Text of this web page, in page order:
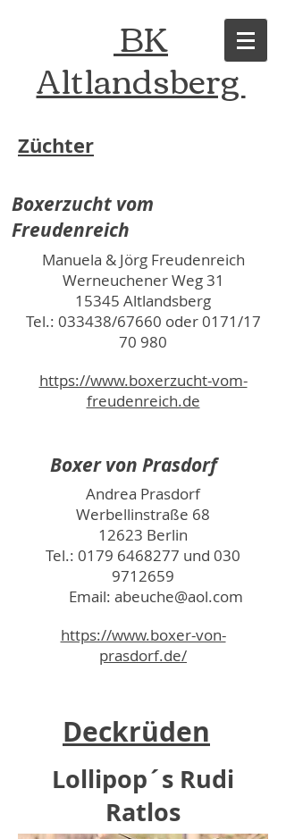
BK
Altlandsberg
Züchter
Boxerzucht vom
Freudenreich
Manuela & Jörg Freudenreich
Werneuchener Weg 31
15345 Altlandsberg
Tel.: 033438/67660 oder 0171/17
70 980
https://www.boxerzucht-vom-
freudenreich.de
Boxer von Prasdorf
Andrea Prasdorf
Werbellinstraße 68
12623 Berlin
Tel.: 0179 6468277 und 030
9712659
Email: abeuche@aol.com
https://www.boxer-von-
prasdorf.de/
Deckrüden
Lollipop´s Rudi
Ratlos